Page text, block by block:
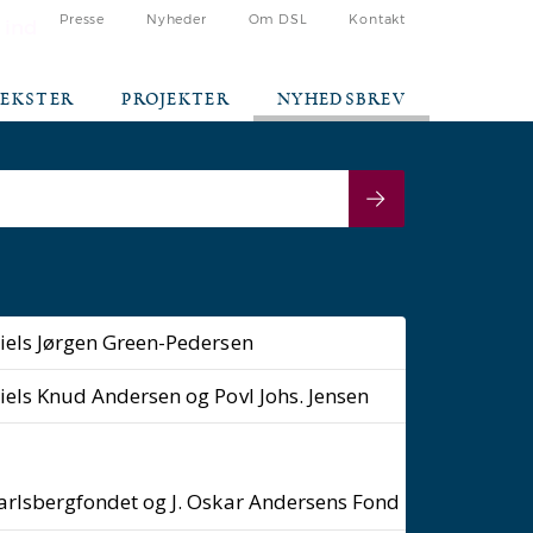
Presse Nyheder Om DSL Kontakt
PROJEKTER NYHEDSBREV
Jørgen Green-Pedersen
Knud Andersen og Povl Johs. Jensen
og J. Oskar Andersens Fond